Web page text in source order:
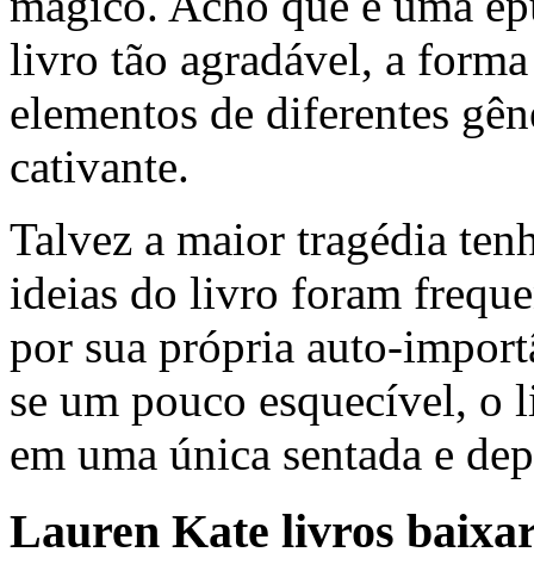
livro tão agradável, a
elementos de diferentes
cativante.
Talvez a maior tragédia
ideias do livro foram
por sua própria auto-
se um pouco esquecível,
em uma única sentada e
Lauren Kate livros